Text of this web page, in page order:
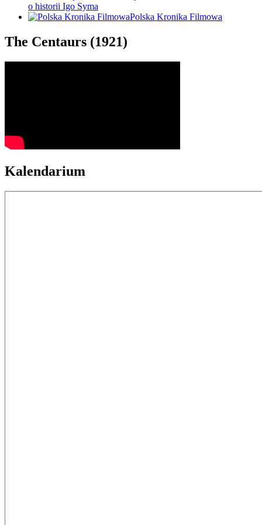
o historii Igo Syma
Polska Kronika Filmowa
The Centaurs (1921)
Kalendarium